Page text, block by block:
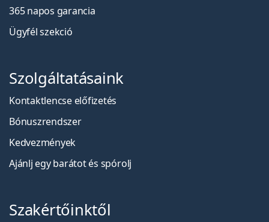
365 napos garancia
Ügyfél szekció
Szolgáltatásaink
Kontaktlencse előfizetés
Bónuszrendszer
Kedvezmények
Ajánlj egy barátot és spórolj
Szakértőinktől